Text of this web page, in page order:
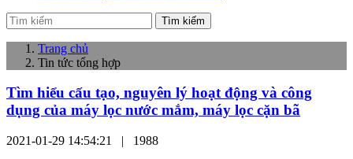
Tìm kiếm
Trang chủ
Tin tức tổng hợp
Tìm hiểu cấu tạo, nguyên lý hoạt động và công
dụng của máy lọc nước mắm, máy lọc cặn bã
2021-01-29 14:54:21 | 1988